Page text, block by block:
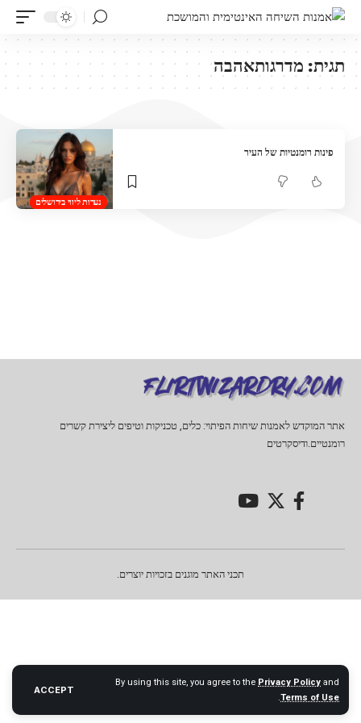
By using this site, you agree to the Privacy Policy and
Terms of Use
.
ACCEPT
תגית:מדרגותאהבה
נערות ליווי בירושלים
פינות רומנטיות של העיר
אתר המוקדש לאמנות שיחות הפיתוי: כלים, טכניקות וטיפים ליצירת קשרים
רומנטיים.ודיסקרטים
תכני האתר מוגנים בזכויות יוצרים.